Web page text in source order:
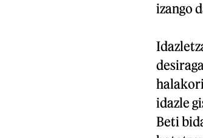
izango
idazle
Beti